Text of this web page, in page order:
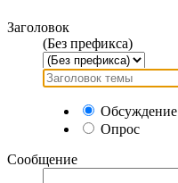
Заголовок
(Без префикса)
Обсуждение
Опрос
Сообщение